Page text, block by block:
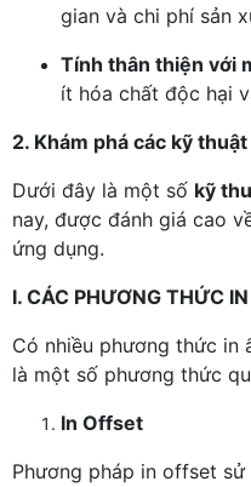
gian và chi phí sản
Tính thân thiện với
ít hóa chất độc hại
2. Khám phá các kỹ
Dưới đây là một số kỹ
nay, được đánh giá cao
ứng dụng.
I. CÁC PHƯƠNG THỨC
Có nhiều phương thức in
là một số phương thức
In Offset
Phương pháp in offset